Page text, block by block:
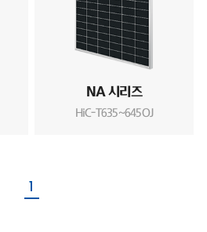
NA 시리즈
HiC-T635~645OJ
1